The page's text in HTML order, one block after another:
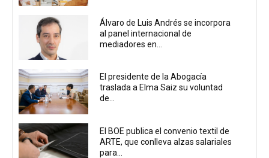
Álvaro de Luis Andrés se incorpora
al panel internacional de
mediadores en...
El presidente de la Abogacía
traslada a Elma Saiz su voluntad
de...
El BOE publica el convenio textil de
ARTE, que conlleva alzas salariales
para...